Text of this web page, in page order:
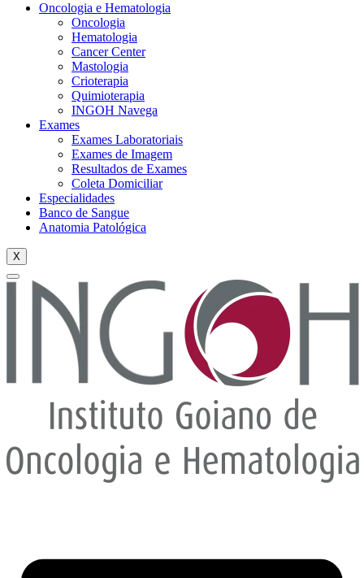
Oncologia e Hematologia
Oncologia
Hematologia
Cancer Center
Mastologia
Crioterapia
Quimioterapia
INGOH Navega
Exames
Exames Laboratoriais
Exames de Imagem
Resultados de Exames
Coleta Domiciliar
Especialidades
Banco de Sangue
Anatomia Patológica
X